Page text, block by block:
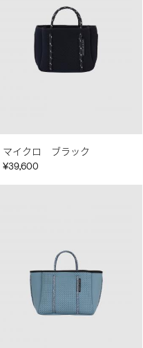
マイクロ ブラック
¥39,600